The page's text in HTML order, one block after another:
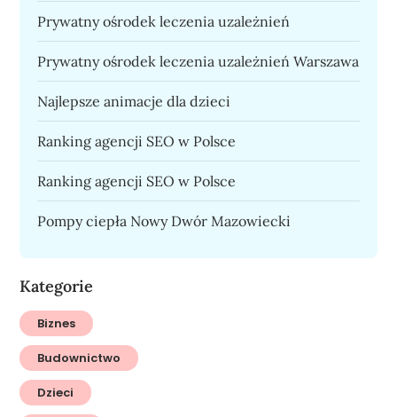
Prywatny ośrodek leczenia uzależnień
Prywatny ośrodek leczenia uzależnień Warszawa
Najlepsze animacje dla dzieci
Ranking agencji SEO w Polsce
Ranking agencji SEO w Polsce
Pompy ciepła Nowy Dwór Mazowiecki
Kategorie
Biznes
Budownictwo
Dzieci